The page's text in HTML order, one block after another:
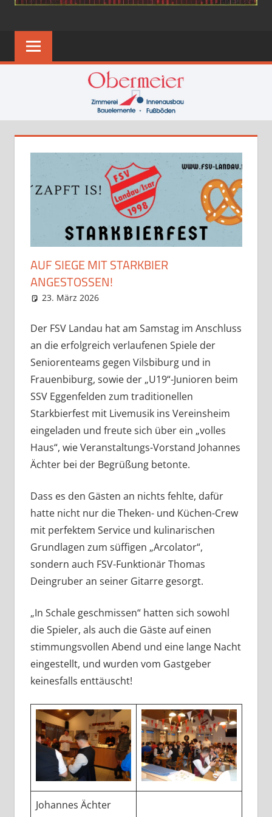
AUF SIEGE MIT STARKBIER
ANGESTOSSEN!
23. März 2026
Der FSV Landau hat am Samstag im Anschluss
an die erfolgreich verlaufenen Spiele der
Seniorenteams gegen Vilsbiburg und in
Frauenbiburg, sowie der „U19“-Junioren beim
SSV Eggenfelden zum traditionellen
Starkbierfest mit Livemusik ins Vereinsheim
eingeladen und freute sich über ein „volles
Haus“, wie Veranstaltungs-Vorstand Johannes
Ächter bei der Begrüßung betonte.
Dass es den Gästen an nichts fehlte, dafür
hatte nicht nur die Theken- und Küchen-Crew
mit perfektem Service und kulinarischen
Grundlagen zum süffigen „Arcolator“,
sondern auch FSV-Funktionär Thomas
Deingruber an seiner Gitarre gesorgt.
„In Schale geschmissen“ hatten sich sowohl
die Spieler, als auch die Gäste auf einen
stimmungsvollen Abend und eine lange Nacht
eingestellt, und wurden vom Gastgeber
keinesfalls enttäuscht!
Johannes Ächter